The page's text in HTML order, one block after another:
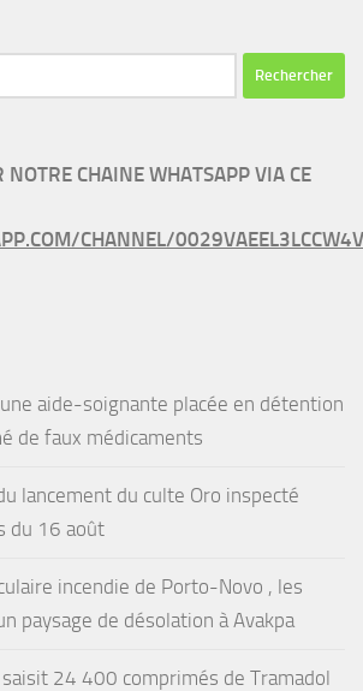
NOTRE CHAINE WHATSAPP VIA CE
CHANNEL/
aide-soignante placée en détention
de faux médicaments
lancement du culte Oro inspecté
du 16 août
incendie de Porto-Novo , les
paysage de désolation à Avakpa
24 400 comprimés de Tramadol